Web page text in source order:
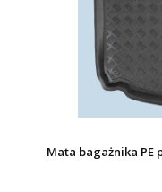
Mata bagażnika PE